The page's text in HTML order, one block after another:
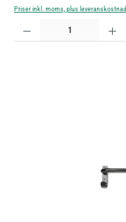
Priser inkl. moms, plus
Produktkvantitet: Ange önskat